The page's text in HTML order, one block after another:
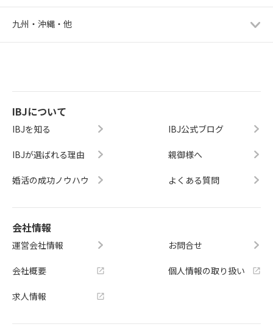
九州・沖縄・他
IBJについて
IBJを知る
IBJが選ばれる理由
婚活の成功ノウハウ
IBJ公式ブログ
親御様へ
よくある質問
会社情報
運営会社情報
会社概要
求人情報
お問合せ
個人情報の取り扱い